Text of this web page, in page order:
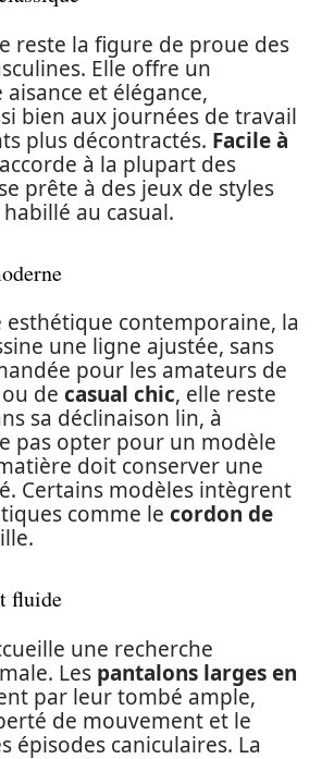
reste la figure de proue des
Elle offre un
et élégance,
bien aux journées de travail
plus décontractés. Facile à
à la plupart des
prête à des jeux de styles
au casual.
esthétique contemporaine, la
une ligne ajustée, sans
pour les amateurs de
de casual chic, elle reste
sa déclinaison lin, à
pas opter pour un modèle
doit conserver une
Certains modèles intègrent
comme le cordon de
fluide
une recherche
Les pantalons larges en
par leur tombé ample,
de mouvement et le
épisodes caniculaires. La